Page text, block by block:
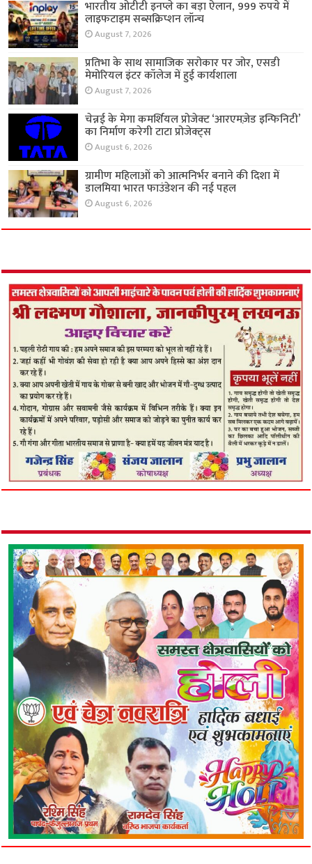
भारतीय ओटीटी इनप्ले का बड़ा ऐलान, 999 रुपये में
लाइफटाइम सब्सक्रिप्शन लॉन्च
August 7, 2026
प्रतिभा के साथ सामाजिक सरोकार पर जोर, एसडी
मेमोरियल इंटर कॉलेज में हुई कार्यशाला
August 7, 2026
चेन्नई के मेगा कमर्शियल प्रोजेक्ट ‘आरएमज़ेड इन्फिनिटी’
का निर्माण करेगी टाटा प्रोजेक्ट्स
August 6, 2026
ग्रामीण महिलाओं को आत्मनिर्भर बनाने की दिशा में
डालमिया भारत फाउंडेशन की नई पहल
August 6, 2026